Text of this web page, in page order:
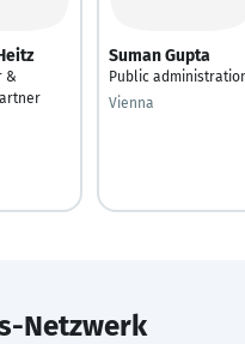
&
Suman Gupta
Public
Vienna
Netzwerk